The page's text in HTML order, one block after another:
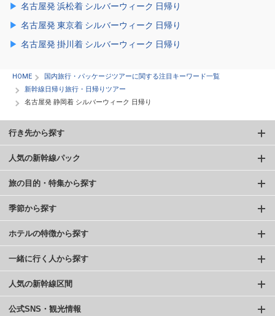
名古屋発 浜松着 シルバーウィーク 日帰り
名古屋発 東京着 シルバーウィーク 日帰り
名古屋発 掛川着 シルバーウィーク 日帰り
HOME
国内旅行・パッケージツアーに関する注目キーワード一覧
新幹線日帰り旅行・日帰りツアー
名古屋発 静岡着 シルバーウィーク 日帰り
行き先から探す
人気の新幹線パック
旅の目的・特集から探す
季節から探す
ホテルの特徴から探す
一緒に行く人から探す
人気の新幹線区間
公式SNS・観光情報